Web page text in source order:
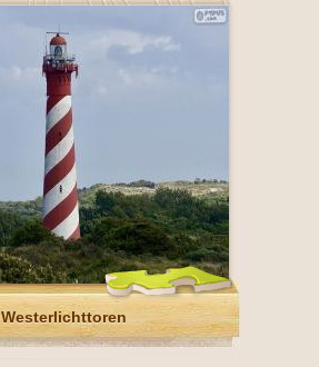
Westerlichttoren